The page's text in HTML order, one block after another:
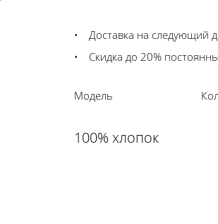
Доставка на следующий
Скидка до 20%
Модель
100% хлопок